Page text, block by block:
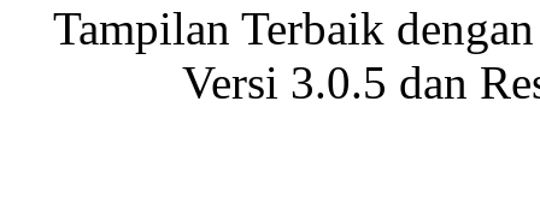
Tampilan Terbaik
Versi 3.0.5 dan